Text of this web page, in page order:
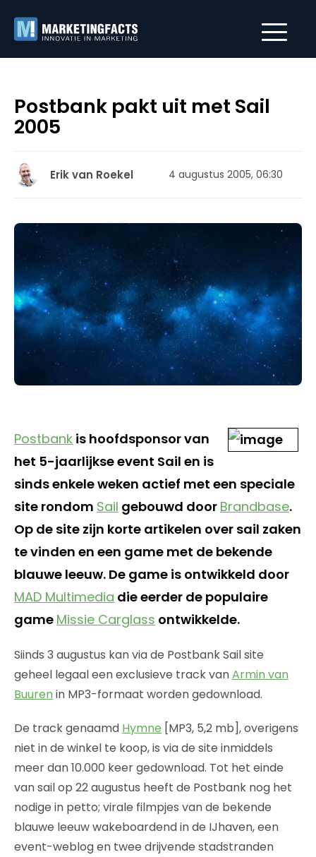
Postbank pakt uit met Sail
2005
Erik van Roekel 4 augustus 2005, 06:30
Postbank is hoofdsponsor van
het 5-jaarlijkse event Sail en is
sinds enkele weken actief met een speciale
site rondom Sail gebouwd door Brandbase.
Op de site zijn korte artikelen over sail zaken
te vinden en een game met de bekende
blauwe leeuw. De game is ontwikkeld door
MAD Multimedia die eerder de populaire
game Missie Carglass ontwikkelde.
Siinds 3 augustus kan via de Postbank Sail site
geheel legaal een exclusieve track vanArmin van
Buuren in MP3-formaat worden gedownload.
De track genaamd Hymne [MP3, 5,2 mb], overigens
niet in de winkel te koop, is via de site inmiddels
meer dan 10.000 keer gedownload. Tot het einde
van sail op 22 augustus heeft de Postbank nog het
nodige in petto; virale filmpjes van de bekende
blauwe leeuw wakeboardend in de IJhaven, een
event-weblog en twee drijvende stadstranden